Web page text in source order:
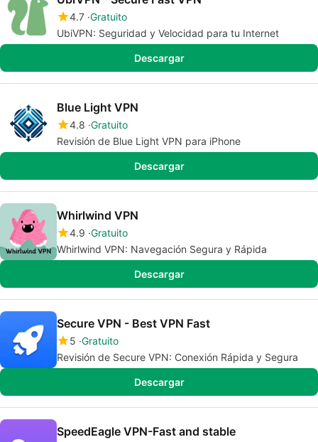
4.7 Gratuito
UbiVPN: Seguridad y Velocidad para tu Internet
Descargar
Blue Light VPN
4.8 Gratuito
Revisión de Blue Light VPN para iPhone
Descargar
Whirlwind VPN
4.9 Gratuito
Whirlwind VPN: Navegación Segura y Rápida
Descargar
Secure VPN - Best VPN Fast
5 Gratuito
Revisión de Secure VPN: Conexión Rápida y Segura
Descargar
SpeedEagle VPN-Fast and stable